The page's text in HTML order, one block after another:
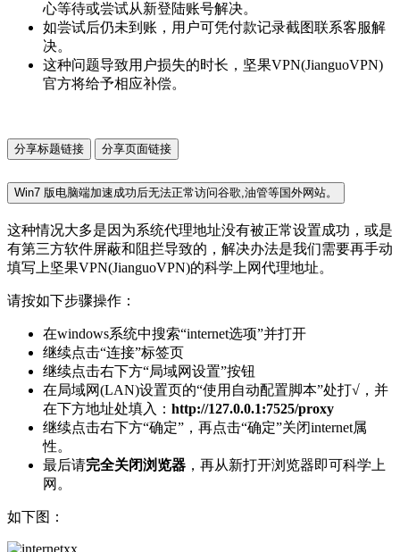
心等待或尝试从新登陆账号解决。
如尝试后仍未到账，用户可凭付款记录截图联系客服解
决。
这种问题导致用户损失的时长，坚果VPN(JianguoVPN)
官方将给予相应补偿。
分享标题链接 分享页面链接
Win7 版电脑端加速成功后无法正常访问谷歌,油管等国外网站。
这种情况大多是因为系统代理地址没有被正常设置成功，或是
有第三方软件屏蔽和阻拦导致的，解决办法是我们需要再手动
填写上坚果VPN(JianguoVPN)的科学上网代理地址。
请按如下步骤操作：
在windows系统中搜索“internet选项”并打开
继续点击“连接”标签页
继续点击右下方“局域网设置”按钮
在局域网(LAN)设置页的“使用自动配置脚本”处打√，并
在下方地址处填入： http://127.0.0.1:7525/proxy
继续点击右下方“确定”，再点击“确定”关闭internet属
性。
最后请完全关闭浏览器 ，再从新打开浏览器即可科学上
网。
如下图：